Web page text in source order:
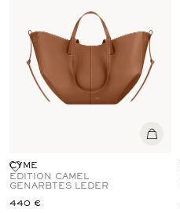
CYME
EDITION CAMEL
GENARBTES LEDER
440 €